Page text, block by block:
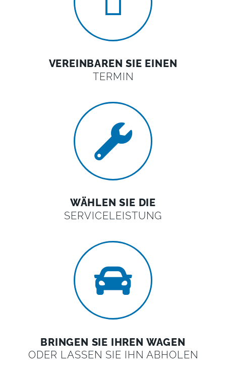
VEREINBAREN SIE EINEN
TERMIN
WÄHLEN SIE DIE
SERVICELEISTUNG
BRINGEN SIE IHREN WAGEN
ODER LASSEN SIE IHN ABHOLEN